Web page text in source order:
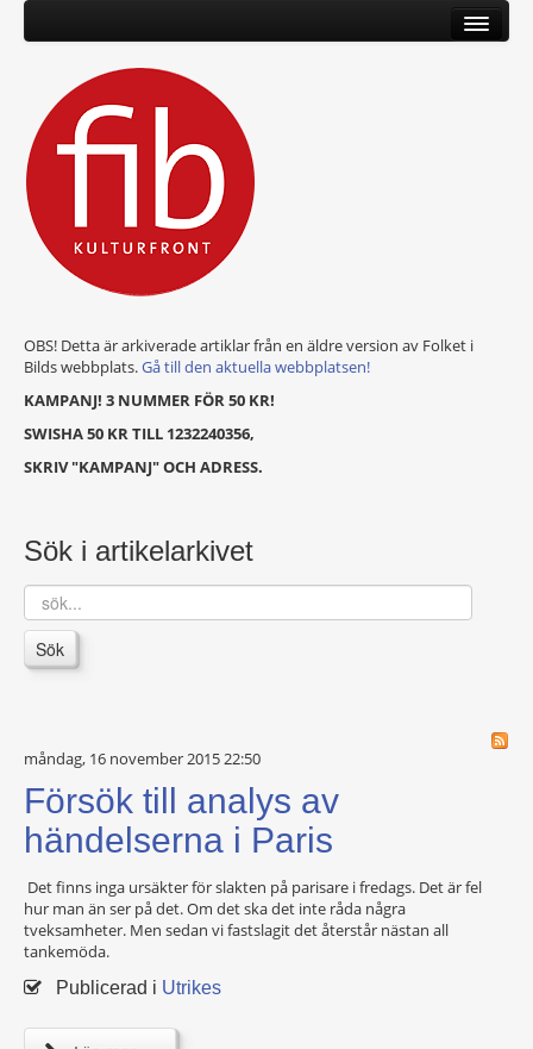
OBS! Detta är arkiverade artiklar från en äldre version av Folket i
Bilds webbplats.Gå till den aktuella webbplatsen!
KAMPANJ! 3 NUMMER FÖR 50 KR!
SWISHA 50 KR TILL 1232240356,
SKRIV "KAMPANJ" OCH ADRESS.
Sök i artikelarkivet
sök...
Sök
måndag, 16 november 2015 22:50
Försök till analys av
händelserna i Paris
Det finns inga ursäkter för slakten på parisare i fredags. Det är fel
hur man än ser på det. Om det ska det inte råda några
tveksamheter. Men sedan vi fastslagit det återstår nästan all
tankemöda.
Publicerad i Utrikes